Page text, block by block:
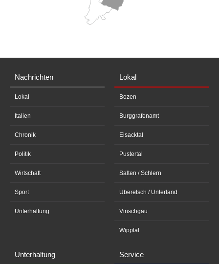
Nachrichten
Lokal
Italien
Chronik
Politik
Wirtschaft
Sport
Unterhaltung
Lokal
Bozen
Burggrafenamt
Eisacktal
Pustertal
Salten / Schlern
Überetsch / Unterland
Vinschgau
Wipptal
Unterhaltung Service